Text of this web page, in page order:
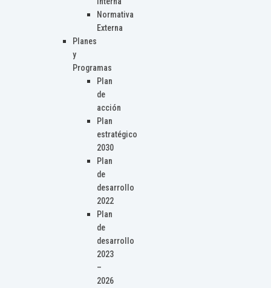
Normativa
Externa
Planes
y
Programas
Plan
de
acción
Plan
estratégico
2030
Plan
de
desarrollo
2022
Plan
de
desarrollo
2023
–
2026